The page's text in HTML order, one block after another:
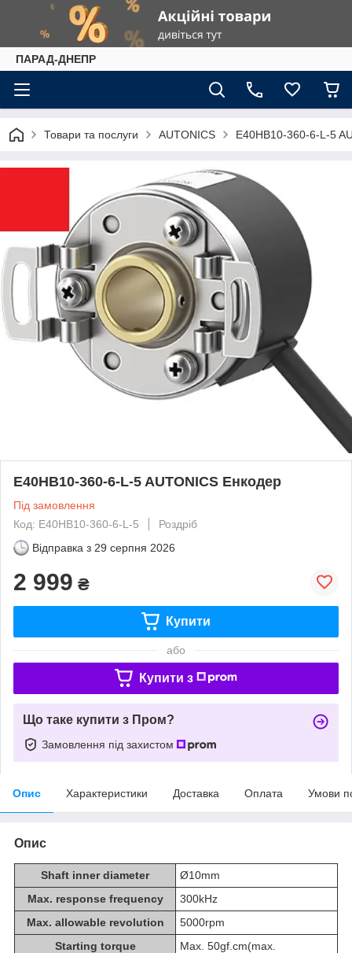
ПАРАД-ДНЕПР
Товари та послуги AUTONICS E40HB10-360-6-L-5
E40HB10-360-6-L-5 AUTONICS Енкодер
Під замовлення
Код: E40HB10-360-6-L-5
Роздріб
Відправка з 29 серпня 2026
2 999 ₴
Купити
або
Купити з
Що таке купити з Пром?
Замовлення під захистом
Опис Характеристики Доставка Оплата Умови
Опис
Shaft inner diameter
Ø10mm
Max. response frequency
300kHz
Max. allowable revolution
5000rpm
Starting torque
Max. 50gf.cm(max.